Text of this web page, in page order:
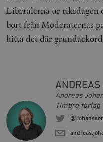
Liberalerna ur riksdagen
bort från Moderaternas
hitta det där
ANDREAS
Andreas
Timbro förlag
__cf_bm